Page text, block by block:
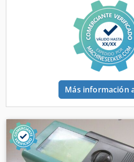
Más información